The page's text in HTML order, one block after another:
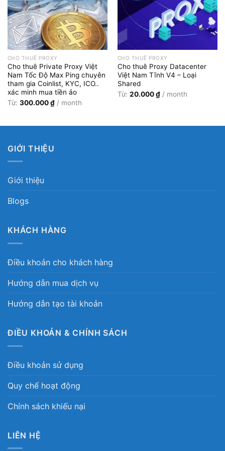
CHO THUÊ PROXY
Cho thuê Private Proxy Việt
Nam Tốc Độ Max Ping chuyên
tham gia Coinlist, KYC, ICO..
xác minh mua tiền ảo
Từ: 300.000₫ / month
CHO THUÊ PROXY
Cho thuê Proxy Datacenter
Việt Nam Tĩnh V4 – Loại
Shared
Từ: 20.000₫ / month
GIỚI THIỆU
Giới thiệu
Blogs
KHÁCH HÀNG
Điều khoản cho khách hàng
Hướng dẫn mua dịch vụ
Hướng dẫn tạo tài khoản
ĐIỀU KHOẢN & CHÍNH SÁCH
Điều khoản sử dụng
Quy chế hoạt động
Chính sách khiếu nại
LIÊN HỆ